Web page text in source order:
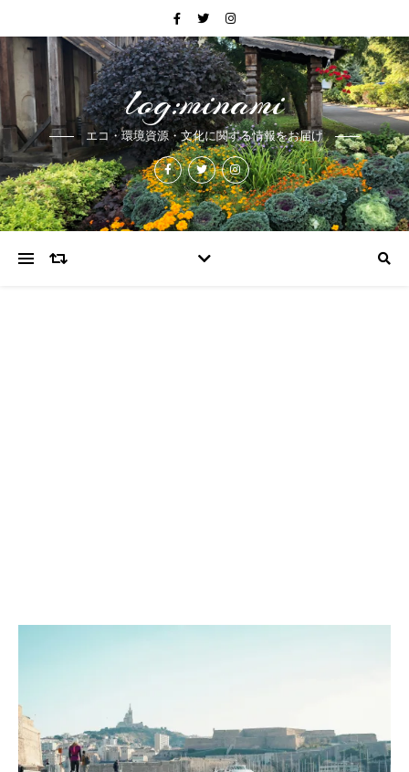
log:minami
エコ・環境資源・文化に関する情報をお届け